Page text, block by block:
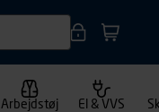
Arbejdstøj El & VVS